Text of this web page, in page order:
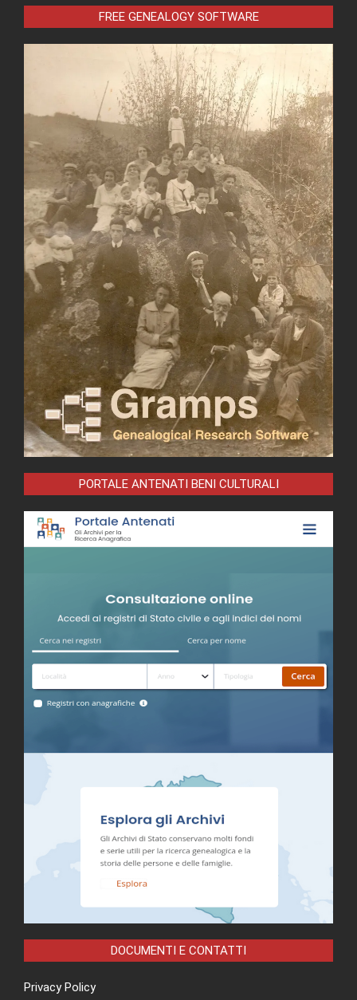
FREE GENEALOGY SOFTWARE
PORTALE ANTENATI BENI CULTURALI
DOCUMENTI E CONTATTI
Privacy Policy